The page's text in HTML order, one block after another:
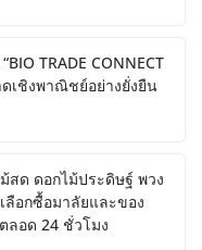
TRADE CONNECT
เชิงพาณิชย์อย่างยั่งยืน
สด ดอกไม้ประดิษฐ์ พวง
อกซื้อมาลัยและของ
อด 24 ชั่วโมง